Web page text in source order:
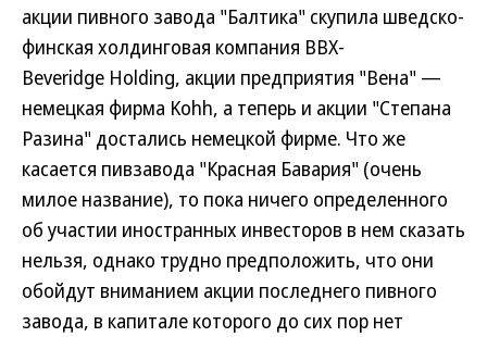
акции пивного завода "Балтика" скупила шведско-
финская холдинговая компания BBX-
Beveridge Holding, акции предприятия "Вена" —
немецкая фирма Kohh, а теперь и акции "Степана
Разина" достались немецкой фирме. Что же
касается пивзавода "Красная Бавария" (очень
милое название), то пока ничего определенного
об участии иностранных инвесторов в нем сказать
нельзя, однако трудно предположить, что они
обойдут вниманием акции последнего пивного
завода, в капитале которого до сих пор нет